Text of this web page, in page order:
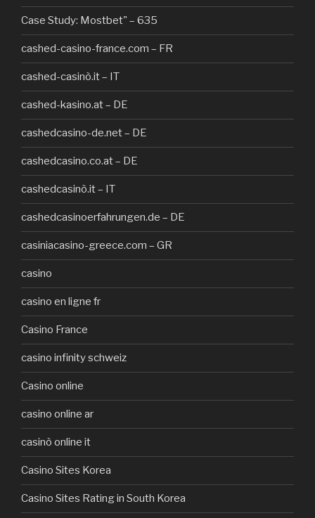
Case Study: Mostbet" – 635
cashed-casino-france.com – FR
cashed-casinò.it – IT
cashed-kasino.at – DE
cashedcasino-de.net – DE
cashedcasino.co.at – DE
cashedcasinò.it – IT
cashedcasinoerfahrungen.de – DE
casiniacasino-greece.com – GR
casino
casino en ligne fr
Casino France
casino infinity schweiz
Casino online
casino online ar
casinò online it
Casino Sites Korea
Casino Sites Rating in South Korea